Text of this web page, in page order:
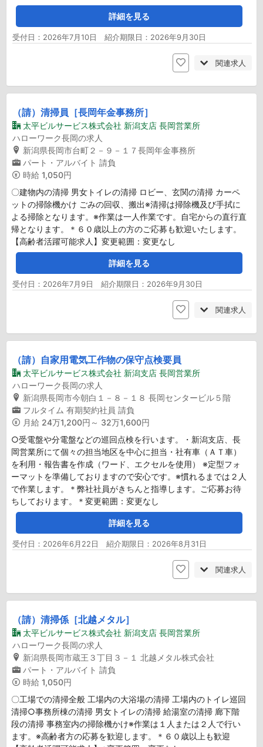
詳細を見る
受付日：2026年7月10日 紹介期限日：2026年9月30日
関連求人
（請）清掃員［長岡年金事務所］
太平ビルサービス株式会社 新潟支店 長岡営業所
ハローワーク長岡の求人
新潟県長岡市台町２－９－１７長岡年金事務所
パート・アルバイト 請負
時給 1,050円
〇建物内の清掃 男女トイレの清掃 ロビー、玄関の清掃 カーペ
ットの掃除機かけ ごみの回収、搬出※清掃は掃除機及び手拭に
よる掃除となります。※作業は一人作業です。自宅からの直行直
帰となります。＊６０歳以上の方のご応募も歓迎いたします。
【高齢者活躍可能求人】変更範囲：変更なし
詳細を見る
受付日：2026年7月9日 紹介期限日：2026年9月30日
関連求人
（請）自家用電気工作物の保守点検要員
太平ビルサービス株式会社 新潟支店 長岡営業所
ハローワーク長岡の求人
新潟県長岡市今朝白１－８－１８ 長岡センタービル５階
フルタイム 有期契約社員 請負
月給 24万1,200円～ 32万1,600円
○受電盤や分電盤などの巡回点検を行います。・新潟支店、長
岡営業所にて個々の担当地区を中心に担当・社有車（ＡＴ車）
を利用・報告書を作成（ワード、エクセルを使用） ※定型フォ
ーマットを準備しておりますので安心です。※慣れるまでは２人
で作業します。＊弊社社員がきちんと指導します。ご応募お待
ちしております。＊変更範囲：変更なし
詳細を見る
受付日：2026年6月22日 紹介期限日：2026年8月31日
関連求人
（請）清掃係［北越メタル］
太平ビルサービス株式会社 新潟支店 長岡営業所
ハローワーク長岡の求人
新潟県長岡市蔵王３丁目３－１ 北越メタル株式会社
パート・アルバイト 請負
時給 1,050円
〇工場での清掃全般 工場内の大浴場の清掃 工場内のトイレ巡回
清掃○事務所棟の清掃 男女トイレの清掃 給湯室の清掃 廊下階
段の清掃 事務室内の掃除機かけ※作業は１人または２人で行い
ます。※高齢者方の応募を歓迎します。＊６０歳以上も歓迎